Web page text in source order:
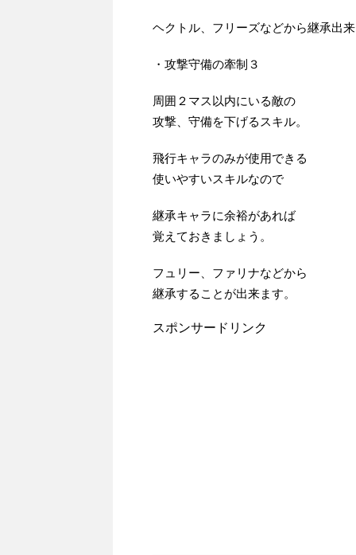
ヘクトル、フリーズなどから継承出
・攻撃守備の牽制３
周囲２マス以内にいる敵の
攻撃、守備を下げるスキル。
飛行キャラのみが使用できる
使いやすいスキルなので
継承キャラに余裕があれば
覚えておきましょう。
フュリー、ファリナなどから
継承することが出来ます。
スポンサードリンク